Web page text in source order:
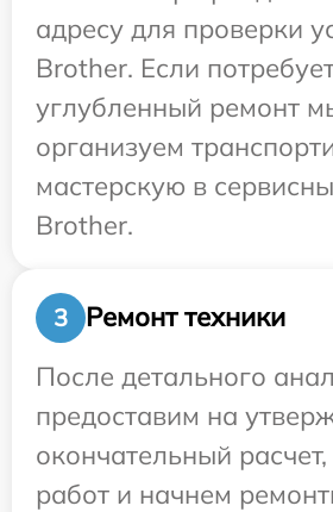
адресу для проверки
Brother. Если
углубленный ремонт
организуем
мастерскую в
Brother.
3
Ремонт техники
После детального
предоставим на
окончательный
работ и начнем